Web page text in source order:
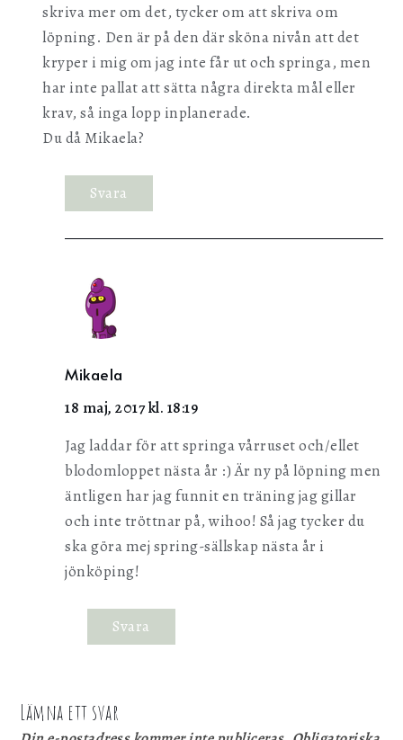
skriva mer om det, tycker om att skriva om
löpning. Den är på den där sköna nivån att det
kryper i mig om jag inte får ut och springa, men
har inte pallat att sätta några direkta mål eller
krav, så inga lopp inplanerade.
Du då Mikaela?
Svara
Mikaela
18 maj, 2017 kl. 18:19
Jag laddar för att springa vårruset och/ellet
blodomloppet nästa år :) Är ny på löpning men
äntligen har jag funnit en träning jag gillar
och inte tröttnar på, wihoo! Så jag tycker du
ska göra mej spring-sällskap nästa år i
jönköping!
Svara
Lämna ett svar